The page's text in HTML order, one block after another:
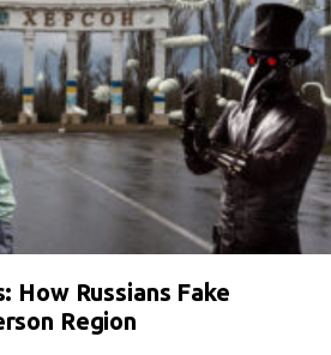
How Russians Fake
Region